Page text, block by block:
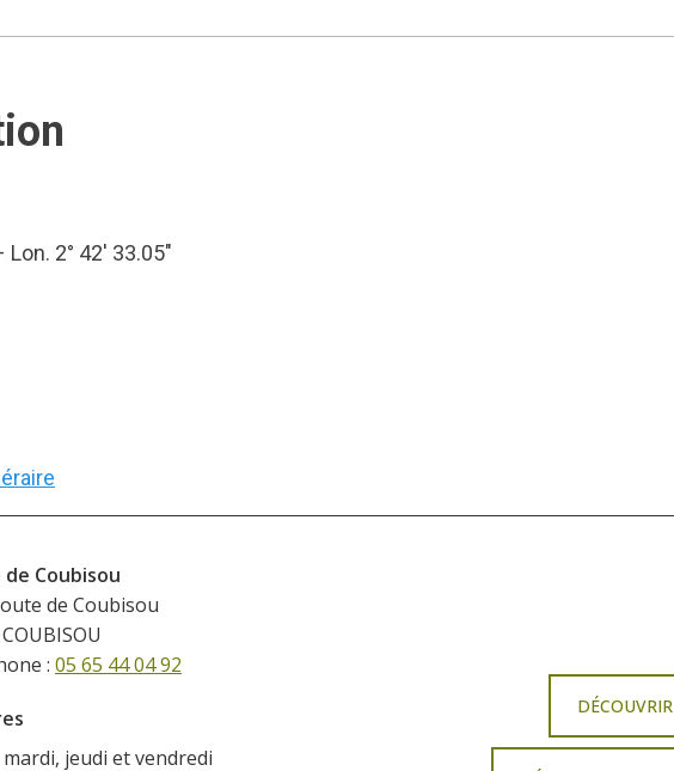
Lon. 2° 42′ 33.05″
de Coubisou
de Coubisou
: 05 65 44 04 92
jeudi et vendredi
DÉCOUVRIR